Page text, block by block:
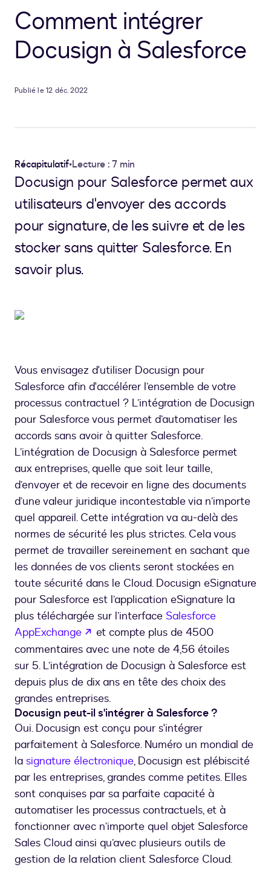
Comment intégrer
Docusign à Salesforce
Publié le 12 déc. 2022
Récapitulatif•Lecture : 7 min
Docusign pour Salesforce permet aux
utilisateurs d'envoyer des accords
pour signature, de les suivre et de les
stocker sans quitter Salesforce. En
savoir plus.
Vous envisagez d'utiliser Docusign pour
Salesforce afin d'accélérer l’ensemble de votre
processus contractuel ? L’intégration de Docusign
pour Salesforce vous permet d’automatiser les
accords sans avoir à quitter Salesforce.
L’intégration de Docusign à Salesforce permet
aux entreprises, quelle que soit leur taille,
d’envoyer et de recevoir en ligne des documents
d’une valeur juridique incontestable via n’importe
quel appareil. Cette intégration va au-delà des
normes de sécurité les plus strictes. Cela vous
permet de travailler sereinement en sachant que
les données de vos clients seront stockées en
toute sécurité dans le Cloud. Docusign eSignature
pour Salesforce est l’application eSignature la
plus téléchargée sur l’interface Salesforce
AppExchange
s’ouvre dans un nouvel onglet
et compte plus de 4500
commentaires avec une note de 4,56 étoiles
sur 5. L’intégration de Docusign à Salesforce est
depuis plus de dix ans en tête des choix des
grandes entreprises.
Docusign peut-il s'intégrer à Salesforce ?
Oui. Docusign est conçu pour s'intégrer
parfaitement à Salesforce. Numéro un mondial de
la signature électronique, Docusign est plébiscité
par les entreprises, grandes comme petites. Elles
sont conquises par sa parfaite capacité à
automatiser les processus contractuels, et à
fonctionner avec n’importe quel objet Salesforce
Sales Cloud ainsi qu’avec plusieurs outils de
gestion de la relation client Salesforce Cloud.